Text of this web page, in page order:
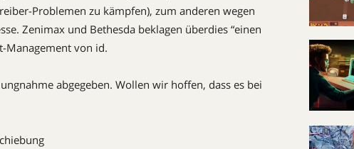
Problemen zu kämpfen), zum anderen wegen
Zenimax und Bethesda beklagen überdies “einen
von id.
abgegeben. Wollen wir hoffen, dass es bei